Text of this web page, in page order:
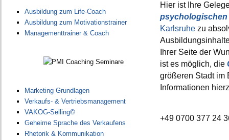
Hier ist Ihre
Karlsruhe zu
Ihrer Seite der
ist es möglich, die
größeren Stadt im
Informationen
+49 0700 377 24
Ausbildung zum Life-Coach
Ausbildung zum Motivationstrainer
Managementtrainer & Coach
Marketing Grundlagen
Verkaufs- & Vertriebsmanagement
VAKOG-Selling©
Geheime Sprache des Verkaufens
Rhetorik & Kommunikation